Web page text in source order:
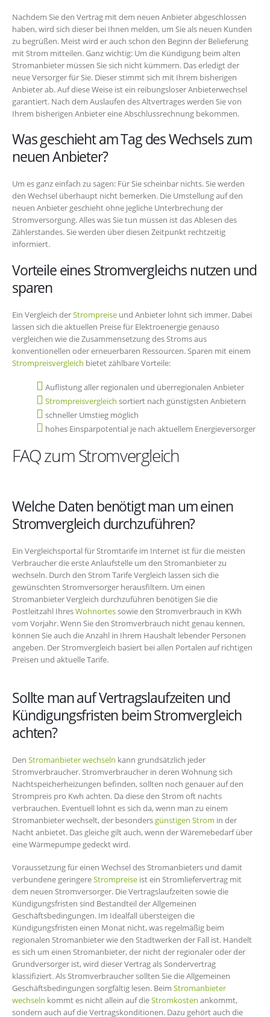
Nachdem Sie den Vertrag mit dem neuen Anbieter abgeschlossen
haben, wird sich dieser bei Ihnen melden, um Sie als neuen Kunden
zu begrüßen. Meist wird er auch schon den Beginn der Belieferung
mit Strom mitteilen. Ganz wichtig: Um die Kündigung beim alten
Stromanbieter müssen Sie sich nicht kümmern. Das erledigt der
neue Versorger für Sie. Dieser stimmt sich mit Ihrem bisherigen
Anbieter ab. Auf diese Weise ist ein reibungsloser Anbieterwechsel
garantiert. Nach dem Auslaufen des Altvertrages werden Sie von
Ihrem bisherigen Anbieter eine Abschlussrechnung bekommen.
Was geschieht am Tag des Wechsels zum
neuen Anbieter?
Um es ganz einfach zu sagen: Für Sie scheinbar nichts. Sie werden
den Wechsel überhaupt nicht bemerken. Die Umstellung auf den
neuen Anbieter geschieht ohne jegliche Unterbrechung der
Stromversorgung. Alles was Sie tun müssen ist das Ablesen des
Zählerstandes. Sie werden über diesen Zeitpunkt rechtzeitig
informiert.
Vorteile eines Stromvergleichs nutzen und
sparen
Ein Vergleich derStrompreise und Anbieter lohnt sich immer. Dabei
lassen sich die aktuellen Preise für Elektroenergie genauso
vergleichen wie die Zusammensetzung des Stroms aus
konventionellen oder erneuerbaren Ressourcen. Sparen mit einem
Strompreisvergleich bietet zählbare Vorteile:
Auflistung aller regionalen und überregionalen Anbieter
Strompreisvergleich sortiert nach günstigsten Anbietern
schneller Umstieg möglich
hohes Einsparpotential je nach aktuellem Energieversorger
FAQ zum Stromvergleich
Welche Daten benötigt man um einen
Stromvergleich durchzuführen?
Ein Vergleichsportal für Stromtarife im Internet ist für die meisten
Verbraucher die erste Anlaufstelle um den Stromanbieter zu
wechseln. Durch den Strom Tarife Vergleich lassen sich die
gewünschten Stromversorger herausfiltern. Um einen
Stromanbieter Vergleich durchzuführen benötigen Sie die
Postleitzahl IhresWohnortessowie den Stromverbrauch in KWh
vom Vorjahr. Wenn Sie den Stromverbrauch nicht genau kennen,
können Sie auch die Anzahl in Ihrem Haushalt lebender Personen
angeben. Der Stromvergleich basiert bei allen Portalen auf richtigen
Preisen und aktuelle Tarife.
Sollte man auf Vertragslaufzeiten und
Kündigungsfristen beim Stromvergleich
achten?
Den Stromanbieter wechseln kann grundsätzlich jeder
Stromverbraucher. Stromverbraucher in deren Wohnung sich
Nachtspeicherheizungen befinden, sollten noch genauer auf den
Strompreis pro Kwh achten. Da diese den Strom oft nachts
verbrauchen. Eventuell lohnt es sich da, wenn man zu einem
Stromanbieter wechselt, der besondersgünstigen Strom in der
Nacht anbietet. Das gleiche gilt auch, wenn der Wäremebedarf über
eine Wärmepumpe gedeckt wird.
Voraussetzung für einen Wechsel des Stromanbieters und damit
verbundene geringereStrompreise ist ein Stromliefervertrag mit
dem neuen Stromversorger. Die Vertragslaufzeiten sowie die
Kündigungsfristen sind Bestandteil der Allgemeinen
Geschäftsbedingungen. Im Idealfall übersteigen die
Kündigungsfristen einen Monat nicht, was regelmäßig beim
regionalen Stromanbieter wie den Stadtwerken der Fall ist. Handelt
es sich um einen Stromanbieter, der nicht der regionaler oder der
Grundversorger ist, wird dieser Vertrag als Sondervertrag
klassifiziert. Als Stromverbraucher sollten Sie die Allgemeinen
Geschäftsbedingungen sorgfältig lesen. Beim Stromanbieter
wechseln kommt es nicht allein auf dieStromkosten ankommt,
sondern auch auf die Vertragskonditionen. Dazu gehört auch die